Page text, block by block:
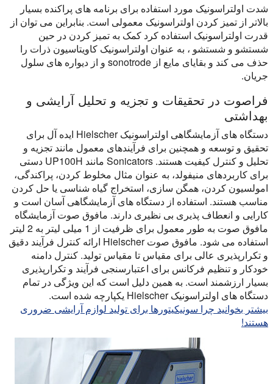
شدت اولتراسونیک مورد استفاده برای برنامه های پراکنده بسیار
بالاتر از تمیز کردن اولتراسونیک معمولی است. بنابراین می توان از
قدرت اولتراسونیک استفاده کرد کمک به تمیز کردن در حین
شستشو و شستشو ، به عنوان اولتراسونیک کاویتاسیون ذرات را
حذف می کند
و بقایای مایع از sonotrode و از دیواره های سلول
جریان.
فراصوت در تحقیقات و تجزیه و تحلیل آرایشی و
بهداشتی
دستگاه های آزمایشگاهی اولتراسونیک Hielscher ایده آل برای
تحقیق و توسعه و همچنین برای فرآیندهای معمول مانند تجزیه و
تحلیل و کنترل کیفیت هستند. Sonicators مانند UP100H دستی
برای کاربردهای منیفولد، به عنوان مثال مخلوط کردن، پراکندگی،
امولسیون کردن، همگن سازی، استخراج گیاه شناسی یا حل کردن
مناسب هستند. استفاده از دستگاه های آزمایشگاهی آسان است و
کارایی و انعطاف پذیری بی نظیری دارند. مافوق صوت آزمایشگاه
مافوق صوت به طور معمول برای ظرفیت از 1 میلی لیتر به 2 لیتر
استفاده می شود. مافوق صوت Hielscher ارائه کنترل فرآیند دقیق
و تکرارپذیری عالی برای مقیاس تا مقیاس تولید. کنترل دامنه
خودکار و تنظیم فرکانس برای اعتبارسنجی فرآیند و تکرارپذیری
بسیار ارزشمند است. به همین دلیل است که این ویژگی در تمام
دستگاه های اولتراسونیک Hielscher یکپارچه شده است.
بیشتر بخوانید چرا سونیکیتورها برای تولید لوازم آرایشی ضروری
هستند!